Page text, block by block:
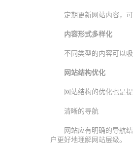
定期更新网站内容，
内容形式多样化
不同类型的内容可以
网站结构优化
网站结构的优化也是
清晰的导航
网站应有明确的导航
户更好地理解网站层级。